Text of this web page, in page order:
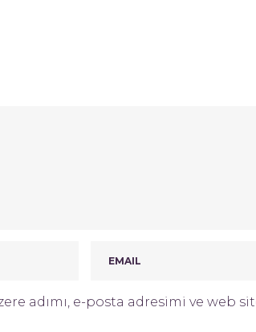
adımı, e-posta adresimi ve web